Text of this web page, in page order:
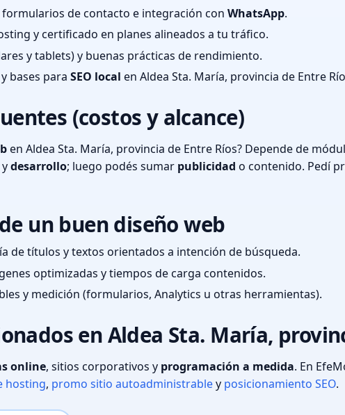
de contacto e integración con WhatsApp.
y certificado en planes alineados a tu tráfico.
y tablets) y buenas prácticas de rendimiento.
y bases para SEO local en Aldea Sta. María, provincia de Entre
(costos y alcance)
en Aldea Sta. María, provincia de Entre Ríos? Depende de
ydesarrollo; luego podés sumar publicidad o contenido. Pedí
un buen diseño web
de títulos y textos orientados a intención de búsqueda.
optimizadas y tiempos de carga contenidos.
y medición (formularios, Analytics u otras herramientas).
en Aldea Sta. María,
online, sitios corporativos y programación a medida. En
hosting, promo sitio autoadministrabley posicionamiento SEO.